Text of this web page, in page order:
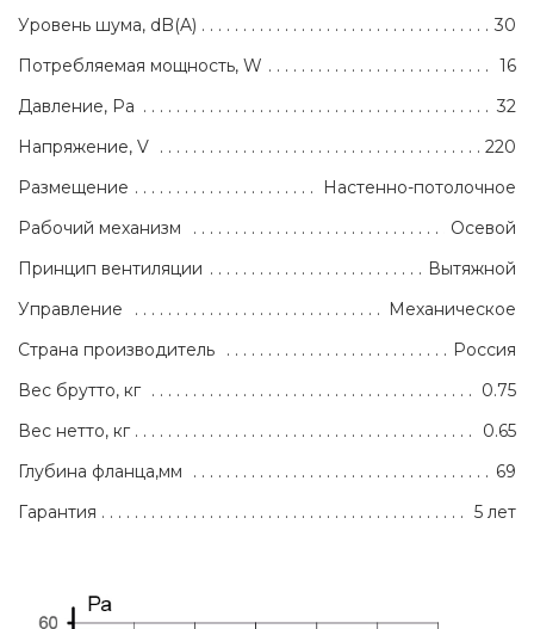
Уровень шума, dB(A)
30
Потребляемая мощность, W
16
Давление, Pa
32
Напряжение, V
220
Размещение
Настенно-потолочное
Рабочий механизм
Осевой
Принцип вентиляции
Вытяжной
Управление
Механическое
Страна производитель
Россия
Вес брутто, кг
0.75
Вес нетто, кг
0.65
Глубина фланца,мм
69
Гарантия
5 лет